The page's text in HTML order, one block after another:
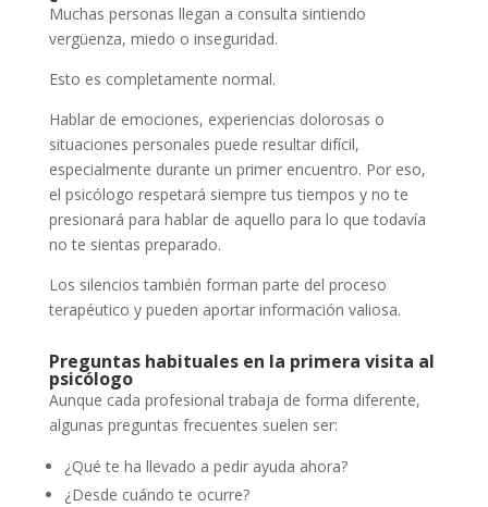
Muchas personas llegan a consulta sintiendo
vergüenza, miedo o inseguridad.
Esto es completamente normal.
Hablar de emociones, experiencias dolorosas o
situaciones personales puede resultar difícil,
especialmente durante un primer encuentro. Por eso,
el psicólogo respetará siempre tus tiempos y no te
presionará para hablar de aquello para lo que todavía
no te sientas preparado.
Los silencios también forman parte del proceso
terapéutico y pueden aportar información valiosa.
Preguntas habituales en la primera visita al
psicólogo
Aunque cada profesional trabaja de forma diferente,
algunas preguntas frecuentes suelen ser:
¿Qué te ha llevado a pedir ayuda ahora?
¿Desde cuándo te ocurre?